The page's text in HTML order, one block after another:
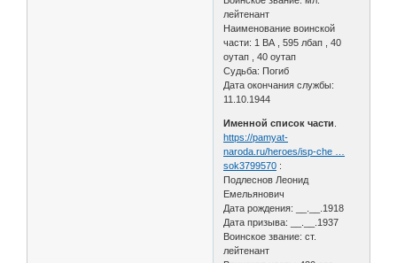
лейтенант
Наименование воинской
части: 1 ВА , 595 лбап , 40
оутап , 40 оутап
Судьба: Погиб
Дата окончания службы:
11.10.1944
Именной список части
https://pamyat-
naroda.ru/heroes/isp-che …
sok3799570 :
Подлеснов Леонид
Емельянович
Дата рождения: __.__.1918
Дата призыва: __.__.1937
Воинское звание: ст.
лейтенант